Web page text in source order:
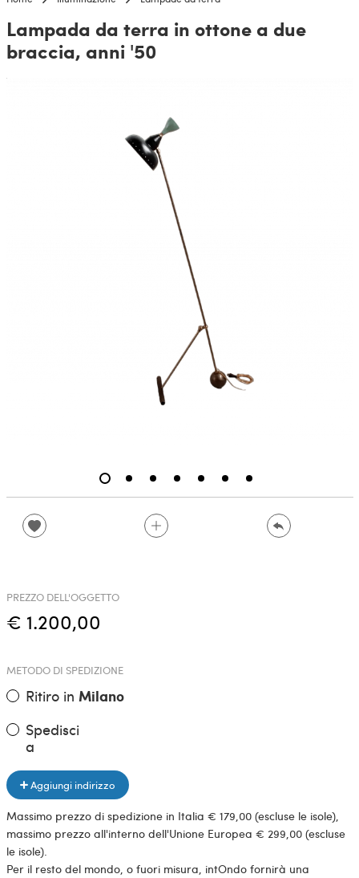
Lampada da terra in ottone a due
braccia, anni '50
PREZZO DELL'OGGETTO
€ 1.200,00
METODO DI SPEDIZIONE
Ritiro in Milano
Spedisci
a
Aggiungi indirizzo
Massimo prezzo di spedizione in Italia € 179,00 (escluse le isole),
massimo prezzo all'interno dell'Unione Europea € 299,00 (escluse
le isole).
Per il resto del mondo, o fuori misura, intOndo fornirà una